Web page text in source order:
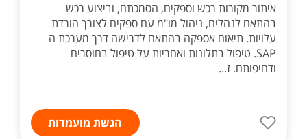
איתור מקורות רכש וספקים, הסמכתם, וביצוע רכש
בהתאם לנהלים, ניהול מו"מ עם ספקים לצורך הורדת
עלויות. תיאום אספקה בהתאם לדרישה דרך מערכת ה
SAP. טיפול בתלונות ואחריות על טיפול בחוסרים
ודחיפותם. ז...
הגשת מועמדות